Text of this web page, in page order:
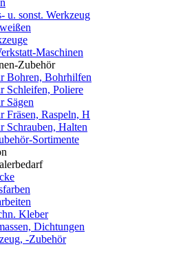
u. sonst. Werkzeug
Maschinen
Zubehör
Bohren, Bohrhilfen
Schleifen, Poliere
Sägen
Fräsen, Raspeln, H
Schrauben, Halten
Sortimente
Kleber
Dichtungen
-Zubehör